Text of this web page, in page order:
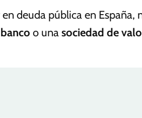
deuda pública en España,
banco o unasociedad de